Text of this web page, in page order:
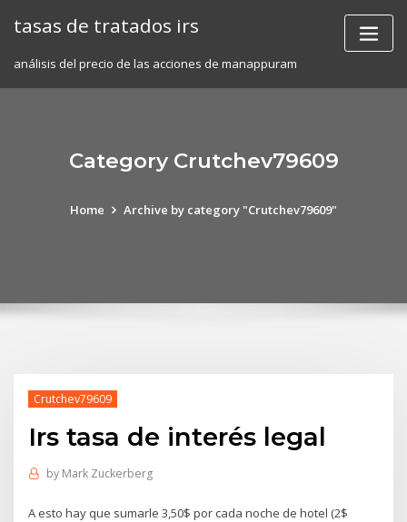
tasas de tratados irs
análisis del precio de las acciones de manappuram
Category Crutchev79609
Home Archive by category "Crutchev79609"
Crutchev79609
Irs tasa de interés legal
by Mark Zuckerberg
A esto hay que sumarle 3,50$ por cada noche de hotel (2$